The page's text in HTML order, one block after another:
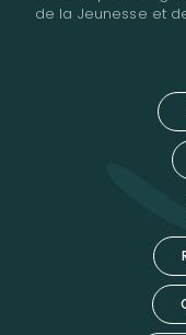
de la Jeunesse et